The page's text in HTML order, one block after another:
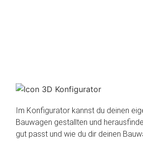
Im Konfigurator kannst du deinen
Bauwagen gestallten und
gut passt und wie du dir deinen